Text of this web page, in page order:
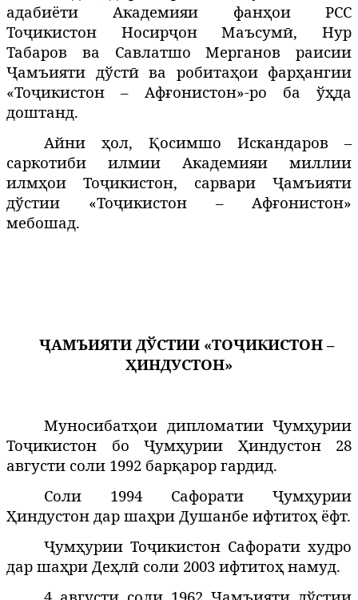
адабиёти Академияи фанҳои РСС
Тоҷикистон Носирҷон Маъсумӣ, Нур
Табаров ва Савлатшо Мерганов раисии
Ҷамъияти дўстӣ ва робитаҳои фарҳангии
«Тоҷикистон – Афғонистон»-ро ба ўҳда
доштанд.
Айни ҳол, Қосимшо Искандаров –
саркотиби илмии Академияи миллии
илмҳои Тоҷикистон, сарвари Ҷамъияти
дўстии «Тоҷикистон – Афғонистон»
мебошад.
ҶАМЪИЯТИ ДЎСТИИ «ТОҶИКИСТОН –
ҲИНДУСТОН»
Муносибатҳои дипломатии Ҷумҳурии
Тоҷикистон бо Ҷумҳурии Ҳиндустон 28
августи соли 1992 барқарор гардид.
Соли 1994 Сафорати Ҷумҳурии
Ҳиндустон дар шаҳри Душанбе ифтитоҳ ёфт.
Ҷумҳурии Тоҷикистон Сафорати худро
дар шаҳри Деҳлӣ соли 2003 ифтитоҳ намуд.